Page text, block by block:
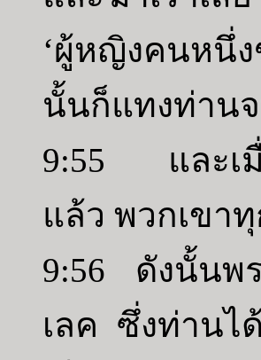
‘ผู้หญิงคนหนึ่
นั้นก็แทงท่าน
9:55 และเมื่
แล้ว พวกเขา
9:56 ดังนั้นพร
เลค ซึ่งท่านไ